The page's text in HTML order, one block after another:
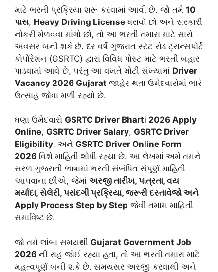
માટે ભરતી પ્રક્રિયા શરૂ કરવામાં આવી છે. જો તમે 10
પાસ, Heavy Driving License ધરાવો છો અને સરકારી
નોકરી મેળવવા માંગો છો, તો આ ભરતી તમારા માટે સારો
અવસર બની શકે છે. દર વર્ષે ગુજરાત સ્ટેટ રોડ ટ્રાન્સપોર્ટ
કોર્પોરેશન (GSRTC) દ્વારા વિવિધ પોસ્ટ માટે ભરતી બહાર
પાડવામાં આવે છે, પરંતુ આ વખતે મોટી સંખ્યામાં Driver
Vacancy 2026 Gujarat જાહેર થતા ઉમેદવારોમાં ભારે
ઉત્સાહ જોવા મળી રહ્યો છે.
ઘણા ઉમેદવારો GSRTC Driver Bharti 2026 Apply
Online, GSRTC Driver Salary, GSRTC Driver
Eligibility, અને GSRTC Driver Online Form
2026 વિશે માહિતી શોધી રહ્યા છે. આ લેખમાં અમે તમને
સરળ ગુજરાતી ભાષામાં ભરતી સંબંધિત સંપૂર્ણ માહિતી
આપવાના છીએ, જેમાં અરજી તારીખ, પાત્રતા, વય
મર્યાદા, સેલેરી, પસંદગી પ્રક્રિયા, જરૂરી દસ્તાવેજો અને
Apply Process Step by Step જેવી તમામ માહિતી
સમાવિષ્ટ છે.
જો તમે લાંબા સમયથી Gujarat Government Job
2026 ની રાહ જોઈ રહ્યા હતા, તો આ ભરતી તમારા માટે
મહત્વપૂર્ણ બની શકે છે. સમયસર અરજી કરવાથી અને